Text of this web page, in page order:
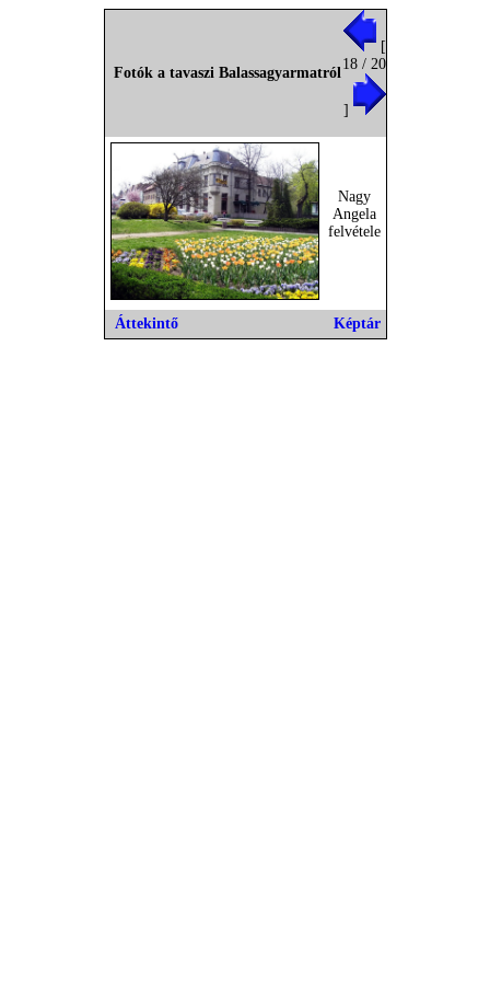
Fotók a tavaszi Balassagyarmatról
[
18 / 20
]
Nagy
Angela
felvétele
Áttekintő Képtár